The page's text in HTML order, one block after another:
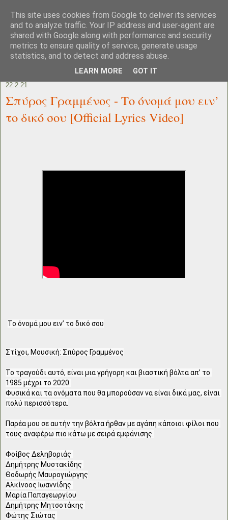
22.2.21
Σπύρος Γραμμένος - Το όνομά μου ειν’
το δικό σου [Official Lyrics Video]
Το όνομά μου ειν’ το δικό σου
Στίχοι, Μουσική: Σπύρος Γραμμένος
Το τραγούδι αυτό, είναι μια γρήγορη και βιαστική βόλτα απ’ το
1985 μέχρι το 2020.
Φυσικά και τα ονόματα που θα μπορούσαν να είναι δικά μας, είναι
πολύ περισσότερα.
Παρέα μου σε αυτήν την βόλτα ήρθαν με αγάπη κάποιοι φίλοι που
τους αναφέρω πιο κάτω με σειρά εμφάνισης.
Φοίβος Δεληβοριάς
Δημήτρης Μυστακίδης
Θοδωρής Μαυρογιώργης
Αλκίνοος Ιωαννίδης
Μαρία Παπαγεωργίου
Δημήτρης Μητσοτάκης
Φώτης Σιώτας
This site uses cookies from Google to deliver its services
and to analyze traffic. Your IP address and user-agent are
shared with Google along with performance and security
metrics to ensure quality of service, generate usage
statistics, and to detect and address abuse.
LEARN MORE GOT IT